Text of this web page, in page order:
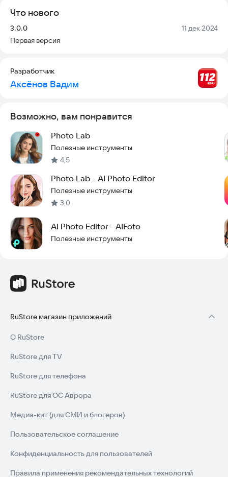
Что нового
Версия:
3.0.0 Дата:
11 дек 2024
Первая версия
Разработчик
Аксёнов Вадим
Возможно, вам понравится
Photo Lab
Полезные инструменты
4,5
Photo Lab - AI Photo Editor
Полезные инструменты
3,0
AI Photo Editor - AIFoto
Полезные инструменты
RuStore магазин приложений
О RuStore
RuStore для TV
RuStore для телефона
RuStore для ОС Аврора
Медиа-кит (для СМИ и блогеров)
Пользовательское соглашение
Конфиденциальность для пользователей
Правила применения рекомендательных технологий